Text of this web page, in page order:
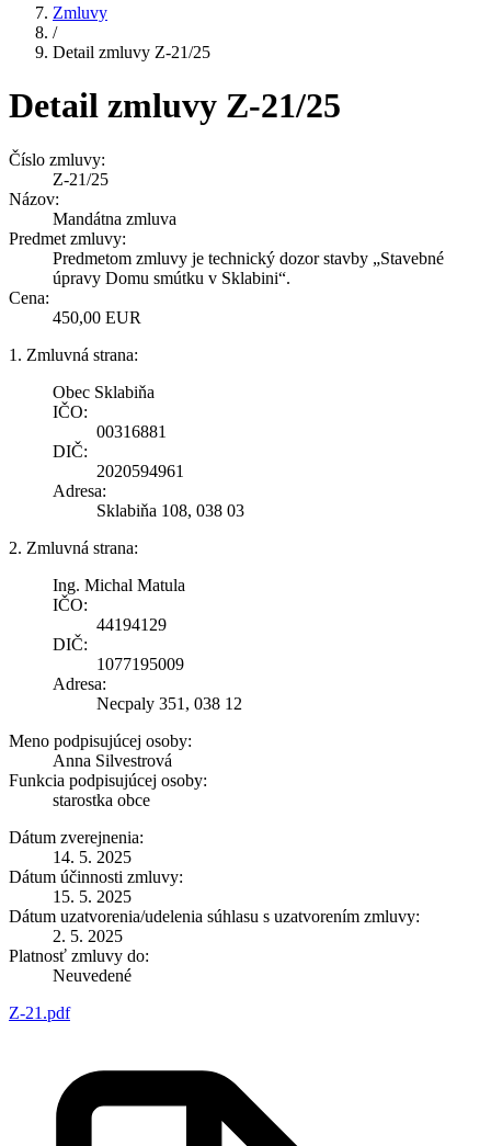
Zmluvy
/
Detail zmluvy Z-21/25
Detail zmluvy Z-21/25
Číslo zmluvy:
Z-21/25
Názov:
Mandátna zmluva
Predmet zmluvy:
Predmetom zmluvy je technický dozor stavby „Stavebné
úpravy Domu smútku v Sklabini“.
Cena:
450,00 EUR
1. Zmluvná strana:
Obec Sklabiňa
IČO:
00316881
DIČ:
2020594961
Adresa:
Sklabiňa 108, 038 03
2. Zmluvná strana:
Ing. Michal Matula
IČO:
44194129
DIČ:
1077195009
Adresa:
Necpaly 351, 038 12
Meno podpisujúcej osoby:
Anna Silvestrová
Funkcia podpisujúcej osoby:
starostka obce
Dátum zverejnenia:
14. 5. 2025
Dátum účinnosti zmluvy:
15. 5. 2025
Dátum uzatvorenia/udelenia súhlasu s uzatvorením zmluvy:
2. 5. 2025
Platnosť zmluvy do:
Neuvedené
Z-21.pdf